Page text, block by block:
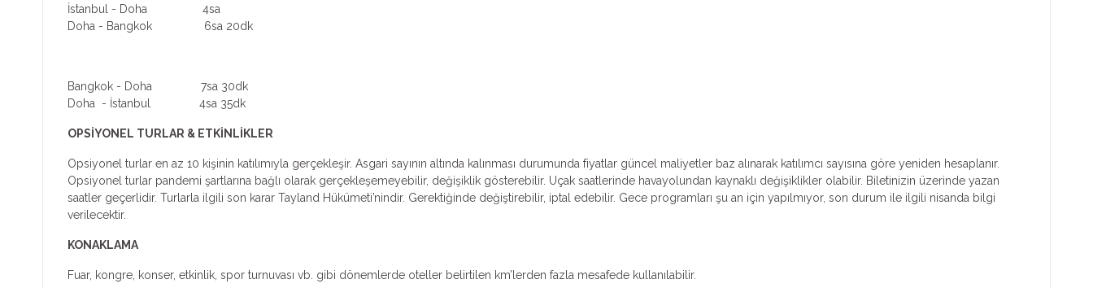
İstanbul - Doha 4sa
Doha - Bangkok 6sa 20dk
Bangkok - Doha 7sa 30dk
Doha - İstanbul 4sa 35dk
OPSİYONEL TURLAR & ETKİNLİKLER
Opsiyonel turlar en az 10 kişinin katılımıyla gerçekleşir. Asgari sayının altında kalınması durumunda fiyatlar güncel maliyetler baz alınarak katılımcı sayısına göre yeniden hesaplanır.
Opsiyonel turlar pandemi şartlarına bağlı olarak gerçekleşemeyebilir, değişiklik gösterebilir. Uçak saatlerinde havayolundan kaynaklı değişiklikler olabilir. Biletinizin üzerinde yazan
saatler geçerlidir. Turlarla ilgili son karar Tayland Hükümeti’nindir. Gerektiğinde değiştirebilir, iptal edebilir. Gece programları şu an için yapılmıyor, son durum ile ilgili nisanda bilgi
verilecektir.
KONAKLAMA
Fuar, kongre, konser, etkinlik, spor turnuvası vb. gibi dönemlerde oteller belirtilen km’lerden fazla mesafede kullanılabilir.